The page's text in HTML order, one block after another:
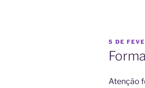
EM
5 DE
Atenção